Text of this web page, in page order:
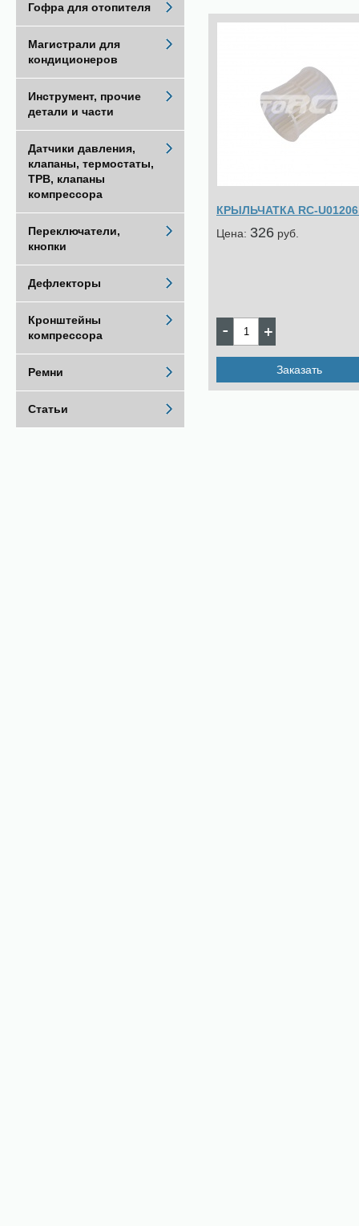
КРЫЛЬЧАТКА RC-
Цена: 326 pуб.
Заказать
Гофра для отопителя
Магистрали для
кондиционеров
Инструмент, прочие
детали и части
Датчики давления,
клапаны, термостаты,
ТРВ, клапаны
компрессора
Переключатели,
кнопки
Дефлекторы
Кронштейны
компрессора
Ремни
Статьи